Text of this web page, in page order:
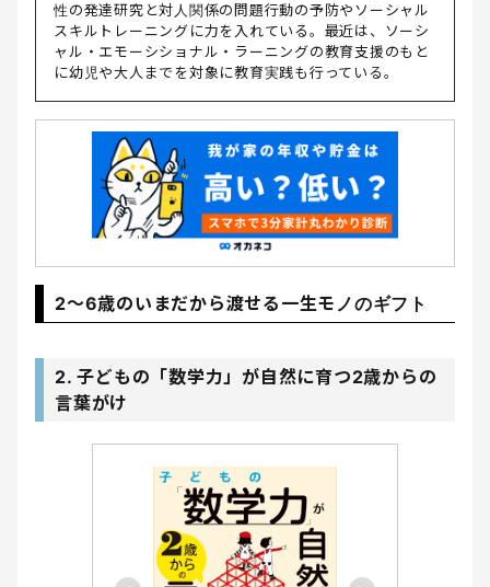
性の発達研究と対人関係の問題行動の予防やソーシャル
スキルトレーニングに力を入れている。最近は、ソーシ
ャル・エモーシショナル・ラーニングの教育支援のもと
に幼児や大人までを対象に教育実践も行っている。
2～6歳のいまだから渡せる一生モノのギフト
2. 子どもの「数学力」が自然に育つ2歳からの
言葉がけ